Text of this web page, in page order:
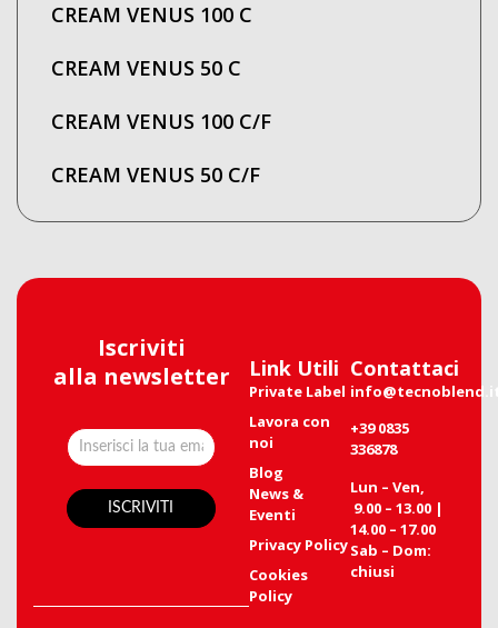
CREAM VENUS 100 C
CREAM VENUS 50 C
CREAM VENUS 100 C/F
CREAM VENUS 50 C/F
Iscriviti
alla newsletter
Link Utili
Private Label
Lavora con
noi
Blog
News &
Eventi
Privacy Policy
Cookies
Policy
Contattaci
+39 0835
336878
Lun – Ven,
9.00 – 13.00 |
14.00 – 17.00
Sab – Dom:
chiusi